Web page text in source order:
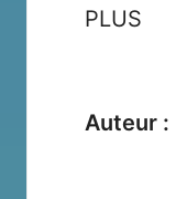
PLUS
Auteur :